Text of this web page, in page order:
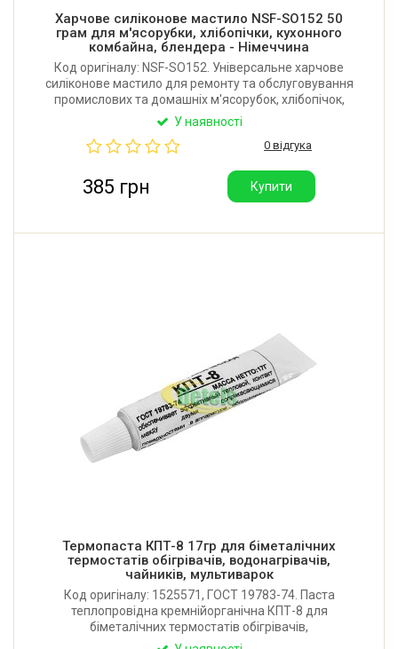
Харчове силіконове мастило NSF-SO152 50
грам для м'ясорубки, хлібопічки, кухонного
комбайна, блендера - Німеччина
Код оригіналу: NSF-SO152. Універсальне харчове
силіконове мастило для ремонту та обслуговування
промислових та домашніх м'ясорубок, хлібопічок,
кухонних комбайнів, блендерів. Об'єм: 50 грам.
У наявності
0 відгука
385 грн Купити
Термопаста КПТ-8 17гр для біметалічних
термостатів обігрівачів, водонагрівачів,
чайників, мультиварок
Код оригіналу: 1525571, ГОСТ 19783-74. Паста
теплопровідна кремнійорганічна КПТ-8 для
біметалічних термостатів обігрівачів,
водонагрівачів, чайників, мультиварок, кофемашин,